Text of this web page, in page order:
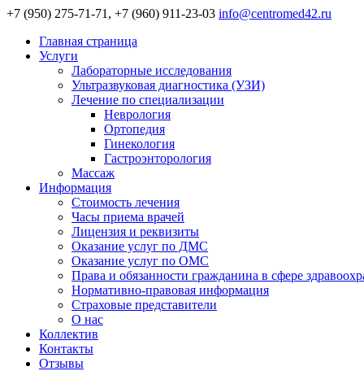
+7 (950) 275-71-71, +7 (960) 911-23-03 info@centromed42.ru
Главная страница
Услуги
Лабораторные исследования
Ультразвуковая диагностика (УЗИ)
Лечение по специализации
Неврология
Ортопедия
Гинекология
Гастроэнторология
Массаж
Информация
Стоимость лечения
Часы приема врачей
Лицензия и реквизиты
Оказание услуг по ДМС
Оказание услуг по ОМС
Права и обязанности гражданина в сфере
Нормативно-правовая информация
Страховые представители
О нас
Коллектив
Контакты
Отзывы